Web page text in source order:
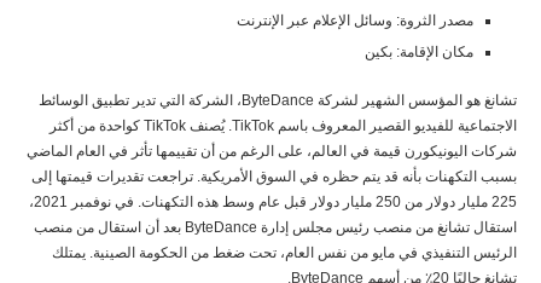
مصدر الثروة: وسائل الإعلام عبر الإنترنت
مكان الإقامة: بكين
تشانغ هو المؤسس الشهير لشركة ByteDance، الشركة التي تدير تطبيق الوسائط
الاجتماعية للفيديو القصير المعروف باسم TikTok. يُصنف TikTok كواحدة من أكثر
شركات اليونيكورن قيمة في العالم، على الرغم من أن تقييمها تأثر في العام الماضي
بسبب التكهنات بأنه قد يتم حظره في السوق الأمريكية. تراجعت تقديرات قيمتها إلى
225 مليار دولار من 250 مليار دولار قبل عام وسط هذه التكهنات. في نوفمبر 2021،
استقال تشانغ من منصب رئيس مجلس إدارة ByteDance بعد أن استقال من منصب
الرئيس التنفيذي في مايو من نفس العام، تحت ضغط من الحكومة الصينية. يمتلك
تشانغ حاليًا 20٪ من أسهم ByteDance.